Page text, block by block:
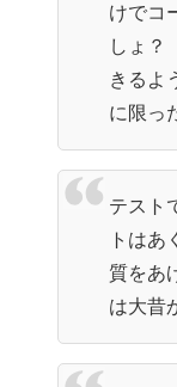
けでコ
しょ？
きるよ
に限っ
テスト
トはあ
質をあ
は大昔